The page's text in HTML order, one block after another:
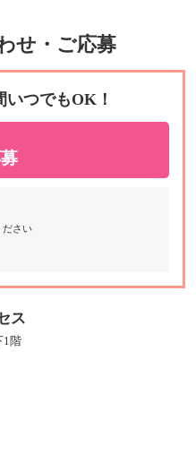
せ・ご応募
いつでもOK！
ださい
ス
1階